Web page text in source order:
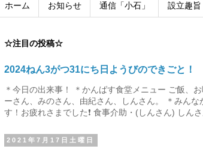
ホーム お知らせ 通信「小石」 設立趣旨
☆注目の投稿☆
2024ねん3がつ31にち日ようびのできごと！
＊今日の出来事！ ＊かんばす食堂メニュー ご飯、
ーさん、みのさん、由紀さん、しんさん。 ＊みん
す！お疲れさまでした❗ 食事介助・(しんさん) しん
2021年7月17日土曜日